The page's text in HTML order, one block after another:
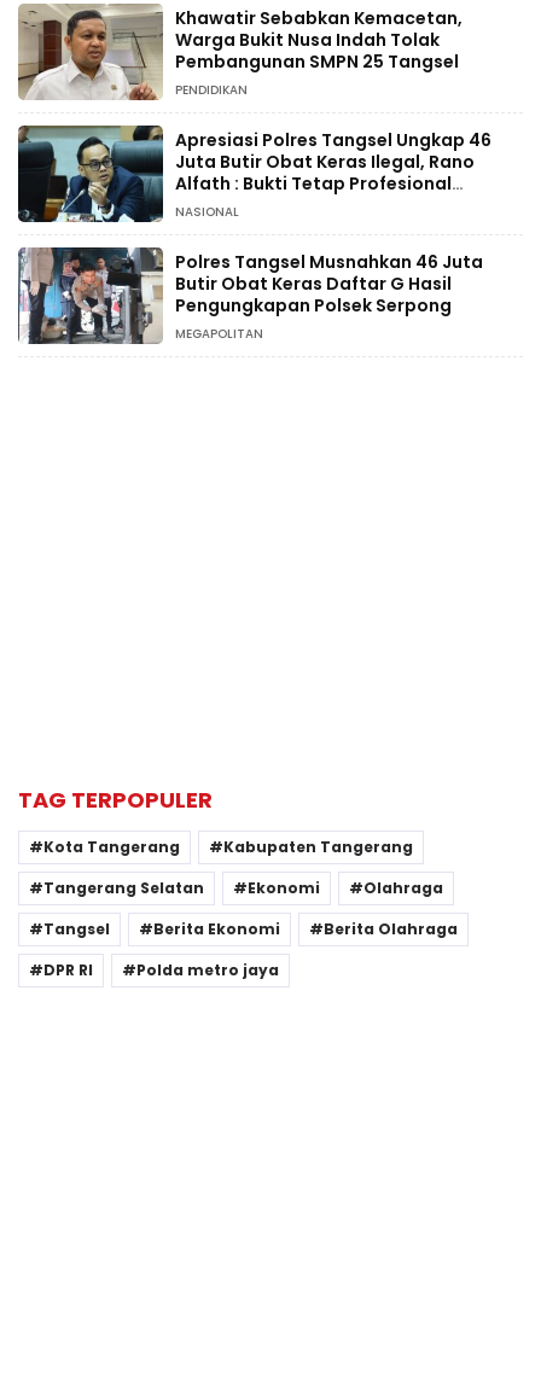
Khawatir Sebabkan Kemacetan,
Warga Bukit Nusa Indah Tolak
Pembangunan SMPN 25 Tangsel
PENDIDIKAN
Apresiasi Polres Tangsel Ungkap 46
Juta Butir Obat Keras Ilegal, Rano
Alfath : Bukti Tetap Profesional
Jalankan Tugas
NASIONAL
Polres Tangsel Musnahkan 46 Juta
Butir Obat Keras Daftar G Hasil
Pengungkapan Polsek Serpong
MEGAPOLITAN
TAG TERPOPULER
Kota Tangerang
Kabupaten Tangerang
Tangerang Selatan
Ekonomi
Olahraga
Tangsel
Berita Ekonomi
Berita Olahraga
DPR RI
Polda metro jaya